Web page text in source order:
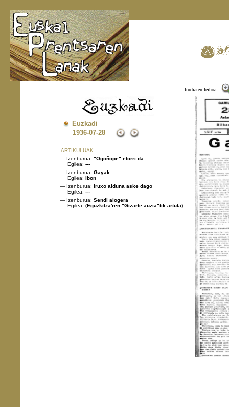
Irudiaren leihoa:
Euzkadi
1936-07-28
ARTIKULUAK
— Izenburua: "Ogoñope" etorri da
Egilea: ---
— Izenburua: Gayak
Egilea: Ibon
— Izenburua: Iruxo alduna aske dago
Egilea: ---
— Izenburua: Sendi alogera
Egilea: (Eguzkitza'ren "Gizarte auzia"tik artuta)